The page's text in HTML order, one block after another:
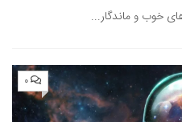
خوب و ماندگار...
۰